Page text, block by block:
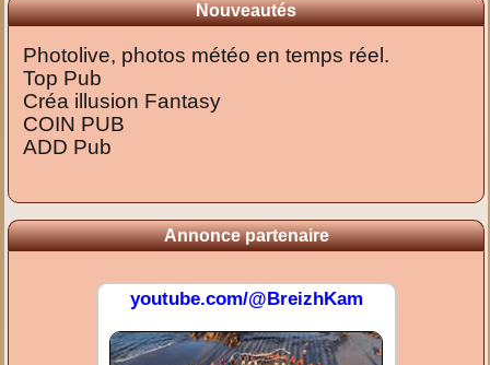
Nouveautés
Photolive, photos météo en temps réel.
Top Pub
Créa illusion Fantasy
COIN PUB
ADD Pub
Annonce partenaire
youtube.com/@BreizhKam